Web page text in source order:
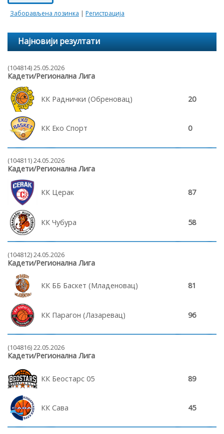
Заборављена лозинка | Регистрација
Најновији резултати
(104814) 25.05.2026
Кадети/Регионална Лига
КК Раднички (Обреновац) 20
КК Еко Спорт 0
(104811) 24.05.2026
Кадети/Регионална Лига
КК Церак 87
КК Чубура 58
(104812) 24.05.2026
Кадети/Регионална Лига
КК ББ Баскет (Младеновац) 81
КК Парагон (Лазаревац) 96
(104816) 22.05.2026
Кадети/Регионална Лига
КК Беостарс 05 89
КК Сава 45